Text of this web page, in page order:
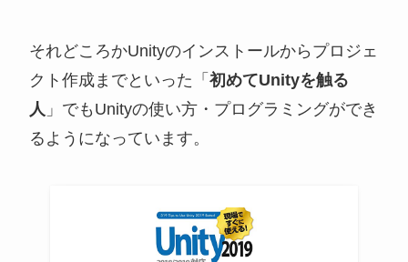
それどころかUnityのインストールからプロジェ
クト作成までといった「初めてUnityを触る
人 」でもUnityの使い方・プログラミングができ
るようになっています。